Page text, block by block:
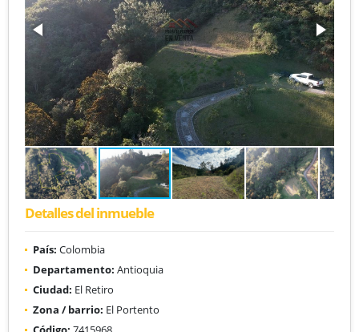
Detalles del inmueble
País: Colombia
Departamento: Antioquia
Ciudad: El Retiro
Zona / barrio: El Portento